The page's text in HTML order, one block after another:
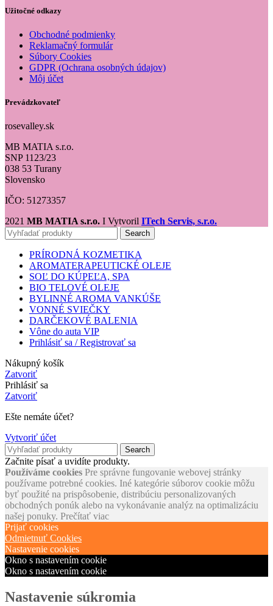
Užitočné odkazy
Obchodné podmienky
Reklamačný formulár
Súbory Cookies
GDPR (Ochrana osobných údajov)
Môj účet
Prevádzkovateľ
rosevalley.sk
MB MATIA s.r.o.
SNP 1123/23
038 53 Turany
Slovensko
IČO: 51273357
2021 MB MATIA s.r.o. I Vytvoril ITech Servis, s.r.o.
Search
PRÍRODNÁ KOZMETIKA
AROMATERAPEUTICKÉ OLEJE
SOĽ DO KÚPEĽA, SPA
BIO TELOVÉ OLEJE
BYLINNÉ AROMA VANKÚŠE
VONNÉ SVIEČKY
DARČEKOVÉ BALENIA
Vône do auta VIP
Prihlásiť sa / Registrovať sa
Nákupný košík
Zatvoriť
Prihlásiť sa
Zatvoriť
Ešte nemáte účet?
Vytvoriť účet
Search
Začnite písať a uvidíte produkty.
Používáme cookies Pre správne fungovanie webovej stránky
používame potrebné cookies. Iné kategórie súborov cookie môžu
byť použité na prispôsobenie, distribúciu personalizovaných
obchodných ponúk alebo na vykonávanie analýz na optimalizáciu
našej ponuky. Prečítať viac
Prijať cookies
Odmietnuť Cookies
Nastavenie cookies
Okno s nastavením cookie
Okno s nastavením cookie
Nastavenie súkromia